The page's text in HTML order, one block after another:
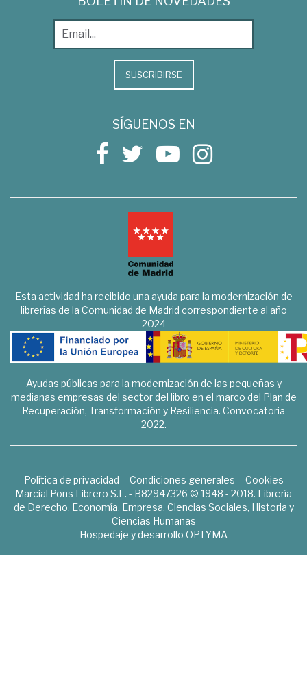
SUSCRIBIRSE
SÍGUENOS EN
Esta actividad ha recibido una ayuda para la modernización de
librerías de la Comunidad de Madrid correspondiente al año
2024
Ayudas públicas para la modernización de las pequeñas y
medianas empresas del sector del libro en el marco del Plan de
Recuperación, Transformación y Resiliencia. Convocatoria
2022.
Política de privacidad Condiciones generales
Cookies
Marcial Pons Librero S.L. - B82947326 © 1948 - 2018. Librería
de Derecho, Economía, Empresa, Ciencias Sociales, Historia y
Ciencias Humanas
Hospedaje y desarrollo OPTYMA